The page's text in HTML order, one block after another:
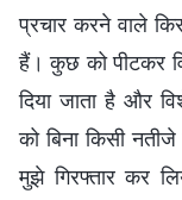
प्रचार करने वाले
हैं। कुछ को पीटकर
दिया जाता है और
को बिना किसी
मुझे गिरफ्तार कर